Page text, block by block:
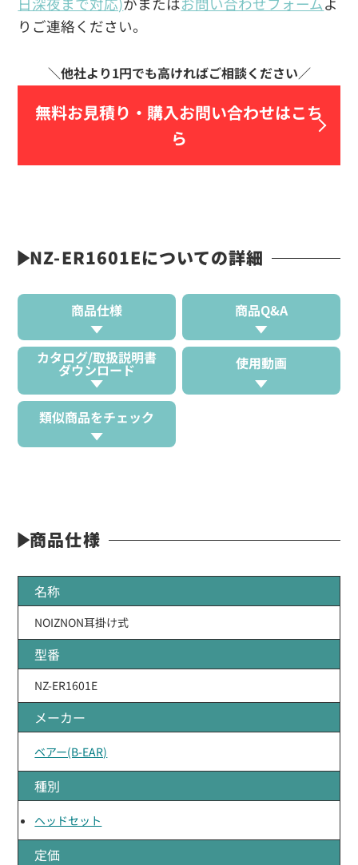
りご連絡ください。
無料お見積り・ 購入お問い合わせはこち
ら
NZ-ER1601Eについての詳細
商品仕様 商品Q&A
カタログ/取扱説明書
ダウンロード 使用動画
類似商品をチェック
商品仕様
名称
NOIZNON耳掛け式
型番
NZ-ER1601E
メーカー
ベアー(B-EAR)
種別
ヘッドセット
定価